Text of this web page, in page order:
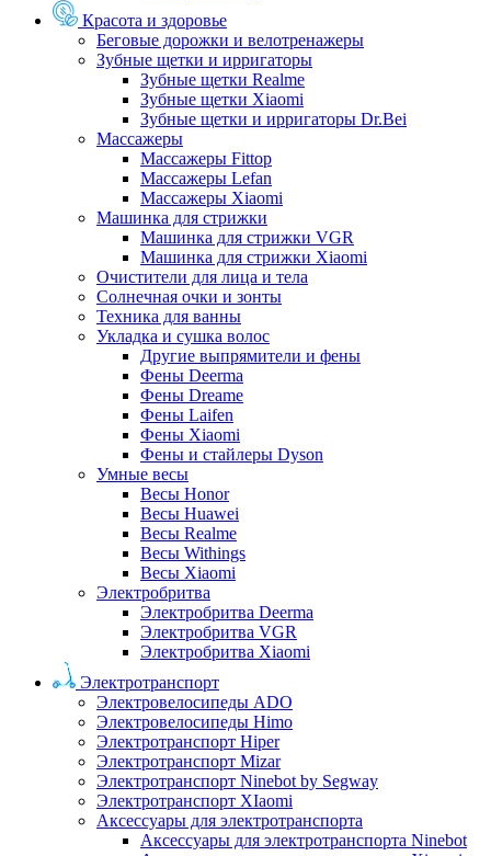
Красота и здоровье
Беговые дорожки и велотренажеры
Зубные щетки и ирригаторы
Зубные щетки Realme
Зубные щетки Xiaomi
Зубные щетки и ирригаторы Dr.Bei
Массажеры
Массажеры Fittop
Массажеры Lefan
Массажеры Xiaomi
Машинка для стрижки
Машинка для стрижки VGR
Машинка для стрижки Xiaomi
Очистители для лица и тела
Солнечная очки и зонты
Техника для ванны
Укладка и сушка волос
Другие выпрямители и фены
Фены Deerma
Фены Dreame
Фены Laifen
Фены Xiaomi
Фены и стайлеры Dyson
Умные весы
Весы Honor
Весы Huawei
Весы Realme
Весы Withings
Весы Xiaomi
Электробритва
Электробритва Deerma
Электробритва VGR
Электробритва Xiaomi
Электротранспорт
Электровелосипеды ADO
Электровелосипеды Himo
Электротранспорт Hiper
Электротранспорт Mizar
Электротранспорт Ninebot by Segway
Электротранспорт XIaomi
Аксессуары для электротранспорта
Аксессуары для электротранспорта Ninebot